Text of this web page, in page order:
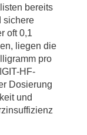
bereits
sichere
oft 0,1
liegen die
pro
HF-
Dosierung
und